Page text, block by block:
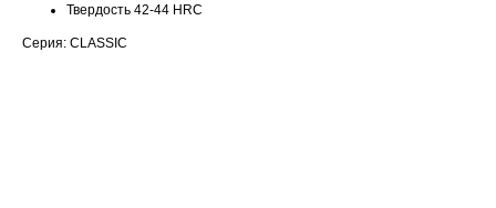
Твердость 42-44 HRC
Серия: CLASSIC